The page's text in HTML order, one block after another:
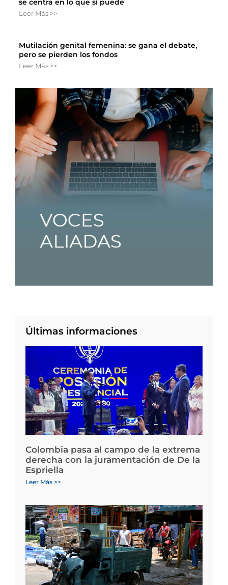
se centra en lo que sí puede
Leer Más >>
Mutilación genital femenina: se gana el debate,
pero se pierden los fondos
Leer Más >>
Últimas informaciones
Colombia pasa al campo de la extrema
derecha con la juramentación de De la
Espriella
Leer Más >>